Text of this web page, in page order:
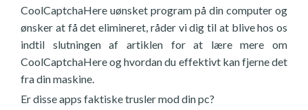
CoolCaptchaHere uønsket program på din computer og
ønsker at få det elimineret, råder vi dig til at blive hos os
indtil slutningen af artiklen for at lære mere om
CoolCaptchaHere og hvordan du effektivt kan fjerne det
fra din maskine.
Er disse apps faktiske trusler mod din pc?